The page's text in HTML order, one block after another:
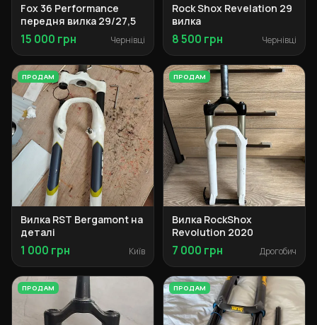
Fox 36 Performance
передня вилка 29/27,5
15 000 грн Чернівці
Rock Shox Revelation 29
вилка
8 500 грн Чернівці
ПРОДАМ
Вилка RST Bergamont на
деталі
1 000 грн Київ
ПРОДАМ
Вилка RockShox
Revolution 2020
7 000 грн Дрогобич
ПРОДАМ ПРОДАМ